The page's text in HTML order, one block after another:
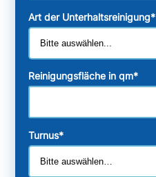
Art der Unterhaltsreinigung*
Reinigungsfläche in qm*
Turnus*